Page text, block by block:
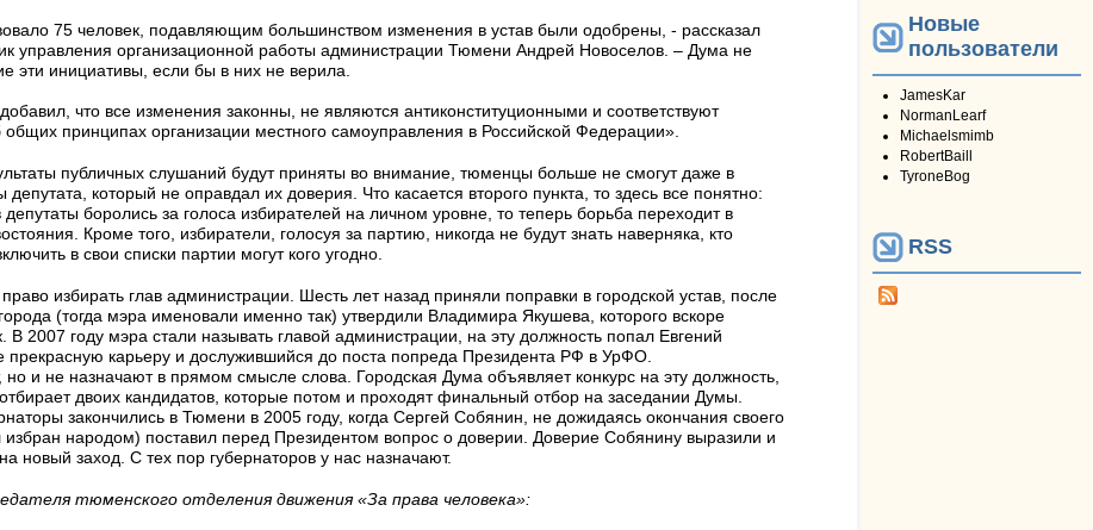
75 человек, подавляющим большинством изменения в устав были одобрены, - рассказал
управления организационной работы администрации Тюмени Андрей Новоселов. – Дума не
эти инициативы, если бы в них не верила.
что все изменения законны, не являются антиконституционными и соответствуют
принципах организации местного самоуправления в Российской Федерации».
публичных слушаний будут приняты во внимание, тюменцы больше не смогут даже в
который не оправдал их доверия. Что касается второго пункта, то здесь все понятно:
боролись за голоса избирателей на личном уровне, то теперь борьба переходит в
Кроме того, избиратели, голосуя за партию, никогда не будут знать наверняка, кто
в свои списки партии могут кого угодно.
избирать глав администрации. Шесть лет назад приняли поправки в городской устав, после
(тогда мэра именовали именно так) утвердили Владимира Якушева, которого вскоре
2007 году мэра стали называть главой администрации, на эту должность попал Евгений
прекрасную карьеру и дослужившийся до поста попреда Президента РФ в УрФО.
и не назначают в прямом смысле слова. Городская Дума объявляет конкурс на эту должность,
двоих кандидатов, которые потом и проходят финальный отбор на заседании Думы.
закончились в Тюмени в 2005 году, когда Сергей Собянин, не дожидаясь окончания своего
народом) поставил перед Президентом вопрос о доверии. Доверие Собянину выразили и
новый заход. С тех пор губернаторов у нас назначают.
тюменского отделения движения «За права человека»:
Новые
пользователи
JamesKar
NormanLearf
Michaelsmimb
RobertBaill
TyroneBog
RSS